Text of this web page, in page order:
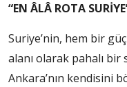
“EN ÂLÂ ROTA
Suriye’nin, hem bir
alanı olarak pahalı
Ankara’nın kendisini